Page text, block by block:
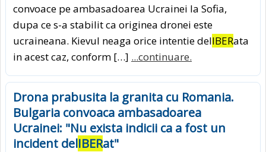
convoace pe ambasadoarea Ucrainei la Sofia,
dupa ce s-a stabilit ca originea dronei este
ucraineana. Kievul neaga orice intentie delIBERata
in acest caz, conform […] ...continuare.
Drona prabusita la granita cu Romania.
Bulgaria convoaca ambasadoarea
Ucrainei: "Nu exista indicii ca a fost un
incident delIBERat"